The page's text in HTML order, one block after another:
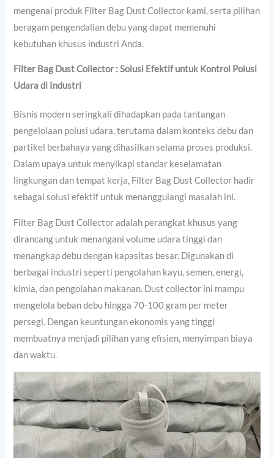
mengenai produk Filter Bag Dust Collector kami, serta pilihan
beragam pengendalian debu yang dapat memenuhi
kebutuhan khusus industri Anda.
Filter Bag Dust Collector : Solusi Efektif untuk Kontrol Polusi
Udara di Industri
Bisnis modern seringkali dihadapkan pada tantangan
pengelolaan polusi udara, terutama dalam konteks debu dan
partikel berbahaya yang dihasilkan selama proses produksi.
Dalam upaya untuk menyikapi standar keselamatan
lingkungan dan tempat kerja, Filter Bag Dust Collector hadir
sebagai solusi efektif untuk menanggulangi masalah ini.
Filter Bag Dust Collector adalah perangkat khusus yang
dirancang untuk menangani volume udara tinggi dan
menangkap debu dengan kapasitas besar. Digunakan di
berbagai industri seperti pengolahan kayu, semen, energi,
kimia, dan pengolahan makanan. Dust collector ini mampu
mengelola beban debu hingga 70-100 gram per meter
persegi. Dengan keuntungan ekonomis yang tinggi
membuatnya menjadi pilihan yang efisien, menyimpan biaya
dan waktu.